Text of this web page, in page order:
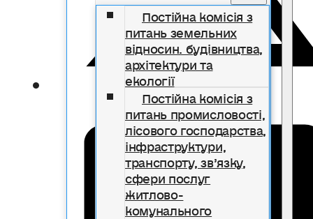
Постійна комісія з
питань земельних
відносин. будівництва,
архітектури та
екології
Постійна комісія з
питань промисловості,
лісового господарства,
інфраструктури,
транспорту, зв’язку,
сфери послуг
житлово-
комунального